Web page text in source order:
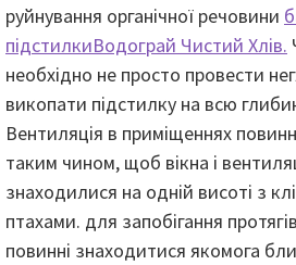
руйнування органічної речовини
підстилкиВодограй Чистий Хлів.
необхідно не просто провести
викопати підстилку на всю
Вентиляція в приміщеннях
таким чином, щоб вікна і
знаходилися на одній висоті з
птахами. для запобігання
повинні знаходитися якомога